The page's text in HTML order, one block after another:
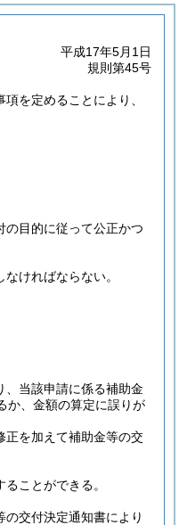
平成17年5月1日
規則第45号
を定めることにより、
の目的に従って公正かつ
ければならない。
、当該申請に係る補助金
か、金額の算定に誤りが
正を加えて補助金等の交
ことができる。
交付決定通知書により